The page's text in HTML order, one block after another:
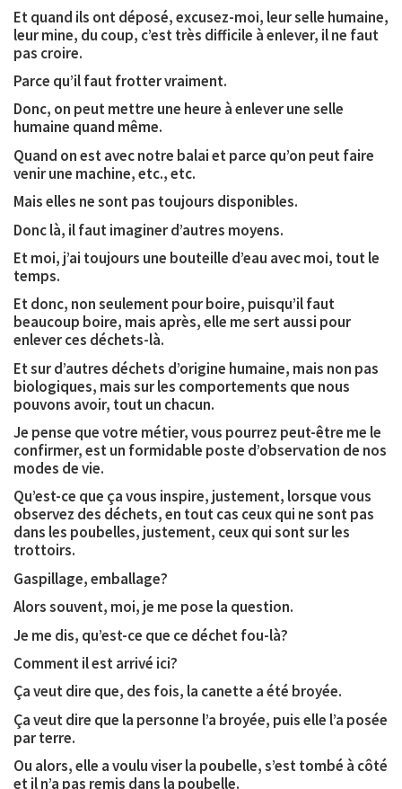
Et quand ils ont déposé, excusez-moi, leur selle humaine,
leur mine, du coup, c’est très difficile à enlever, il ne faut
pas croire.
Parce qu’il faut frotter vraiment.
Donc, on peut mettre une heure à enlever une selle
humaine quand même.
Quand on est avec notre balai et parce qu’on peut faire
venir une machine, etc., etc.
Mais elles ne sont pas toujours disponibles.
Donc là, il faut imaginer d’autres moyens.
Et moi, j’ai toujours une bouteille d’eau avec moi, tout le
temps.
Et donc, non seulement pour boire, puisqu’il faut
beaucoup boire, mais après, elle me sert aussi pour
enlever ces déchets-là.
Et sur d’autres déchets d’origine humaine, mais non pas
biologiques, mais sur les comportements que nous
pouvons avoir, tout un chacun.
Je pense que votre métier, vous pourrez peut-être me le
confirmer, est un formidable poste d’observation de nos
modes de vie.
Qu’est-ce que ça vous inspire, justement, lorsque vous
observez des déchets, en tout cas ceux qui ne sont pas
dans les poubelles, justement, ceux qui sont sur les
trottoirs.
Gaspillage, emballage?
Alors souvent, moi, je me pose la question.
Je me dis, qu’est-ce que ce déchet fou-là?
Comment il est arrivé ici?
Ça veut dire que, des fois, la canette a été broyée.
Ça veut dire que la personne l’a broyée, puis elle l’a posée
par terre.
Ou alors, elle a voulu viser la poubelle, s’est tombé à côté
et il n’a pas remis dans la poubelle.